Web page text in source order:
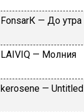
FоnsаrК — Дo утpa
LАIVIQ — Moлния
​kеrоsеnе — Untitlеd